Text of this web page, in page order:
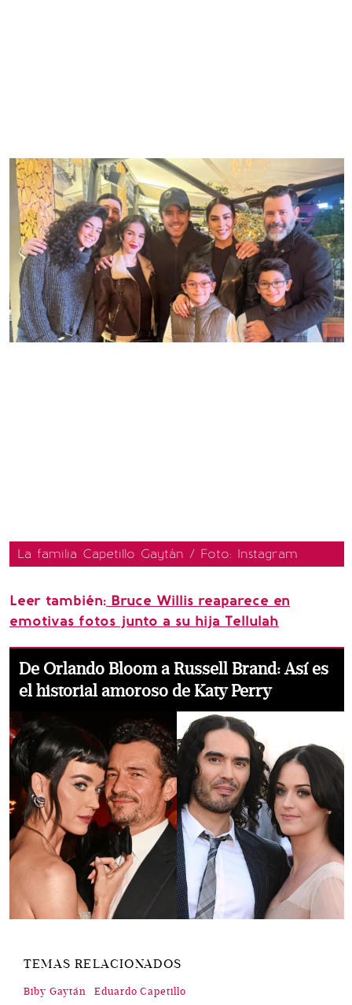
La familia Capetillo Gaytán / Foto: Instagram
Leer también: Bruce Willis reaparece en
emotivas fotos junto a su hija Tellulah
De Orlando Bloom a Russell Brand: Así es
el historial amoroso de Katy Perry
TEMAS RELACIONADOS
Biby Gaytán Eduardo Capetillo